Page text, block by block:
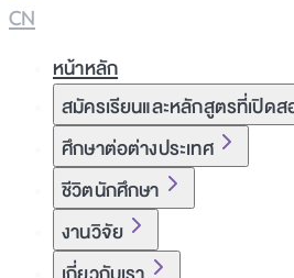
CN
หน้าหลัก
สมัครเรียนและหลักสูตรที่เปิด
ศึกษาต่อต่างประเทศ
ชีวิตนักศึกษา
งานวิจัย